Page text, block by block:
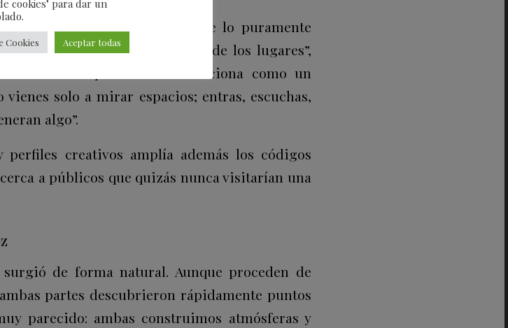
acercan a la arquitectura desde lo puramente
la atmósfera y la identidad de los lugares”,
considera que Ecléctica funciona como un
solo a mirar espacios; entras, escuchas,
algo”.
creativos amplía además los códigos
a públicos que quizás nunca visitarían una
de forma natural. Aunque proceden de
partes descubrieron rápidamente puntos
parecido: ambas construimos atmósferas y
cookies" para dar un
Cookies Aceptar todas